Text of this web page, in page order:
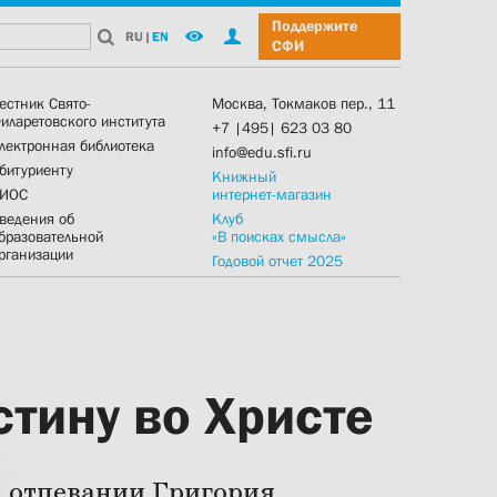
RU | EN
Поддержите
СФИ
Свято-
института
библиотека
об
Москва, Токмаков пер., 11
+7 |495| 623 03 80
info@edu.sfi.ru
Книжный
интернет-магазин
Клуб
«В поисках смысла»
Годовой отчет 2025
во Христе